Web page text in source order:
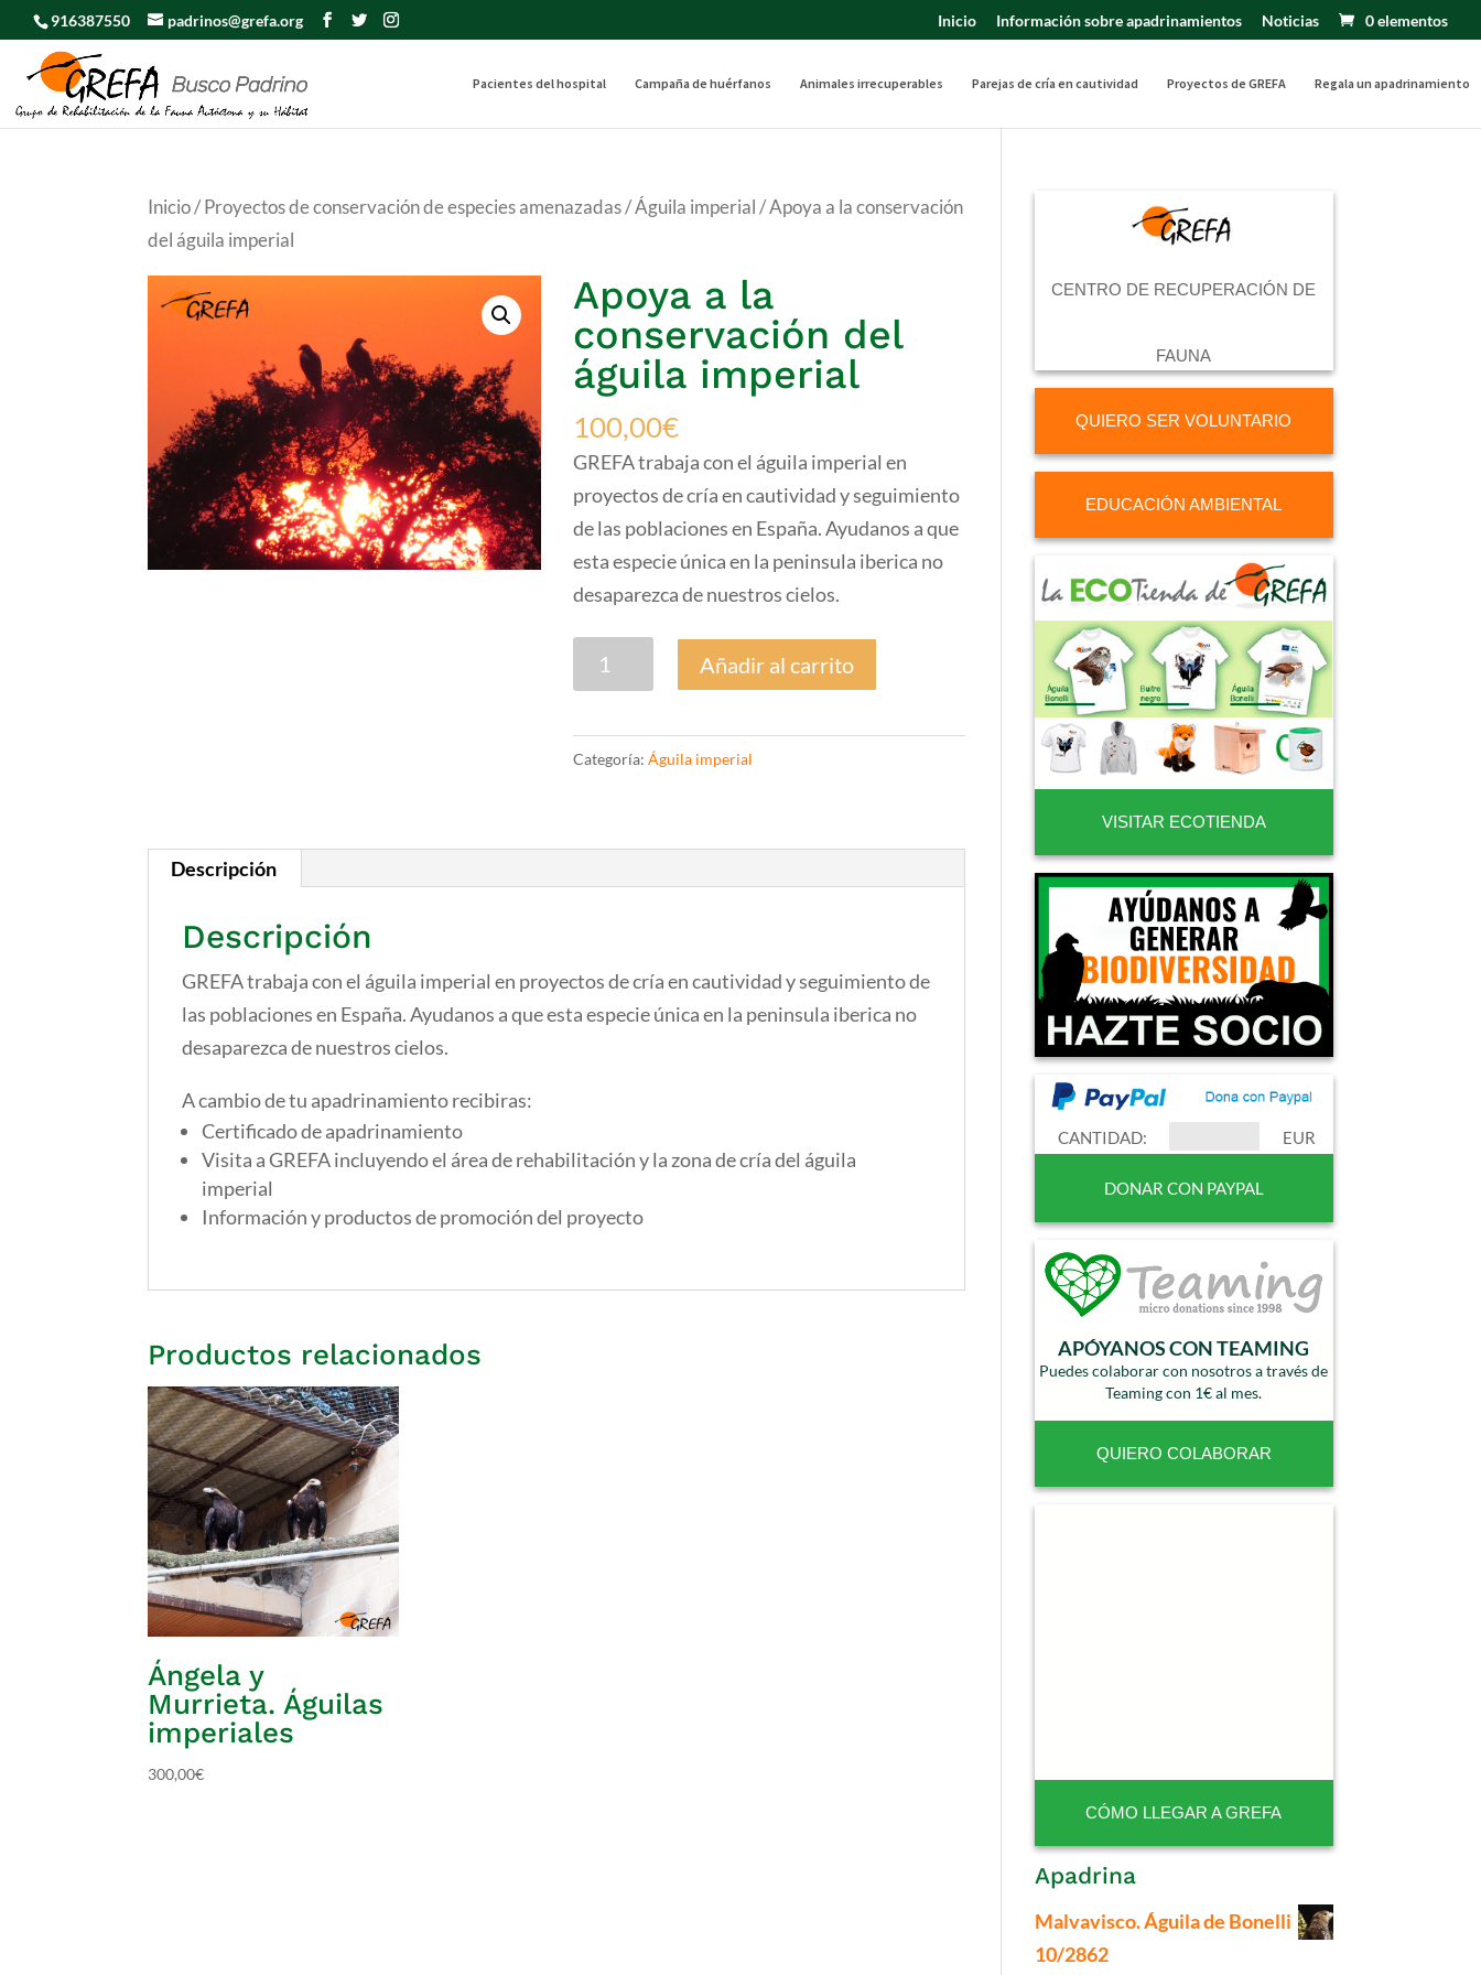
916387550 padrinos@grefa.org Inicio Información sobre apadrinamientos Noticias 0 elementos
Pacientes del hospital Campaña de huérfanos Animales irrecuperables Parejas de cría en cautividad Proyectos de GREFA Regala un apadrinamiento
Inicio/ Proyectos de conservación de especies amenazadas/Águila imperial / Apoya a la conservación
del águila imperial
Apoya a la
conservación del
águila imperial
100,00€
GREFA trabaja con el águila imperial en
proyectos de cría en cautividad y seguimiento
de las poblaciones en España. Ayudanos a que
esta especie única en la peninsula iberica no
desaparezca de nuestros cielos.
Apoya
a
conservación
imperial
cantidad
Añadir al carrito
Categoría:Águila imperial
Descripción
Descripción
GREFA trabaja con el águila imperial en proyectos de cría en cautividad y seguimiento de
las poblaciones en España. Ayudanos a que esta especie única en la peninsula iberica no
desaparezca de nuestros cielos.
A cambio de tu apadrinamiento recibiras:
Certificado de apadrinamiento
Visita a GREFA incluyendo el área de rehabilitación y la zona de cría del águila
imperial
Información y productos de promoción del proyecto
Productos relacionados
Ángela y
Murrieta. Águilas
imperiales
300,00€
CENTRO DE RECUPERACIÓN DE
FAUNA
QUIERO SER VOLUNTARIO
EDUCACIÓN AMBIENTAL
VISITAR ECOTIENDA
CANTIDAD: EUR
APÓYANOS CON TEAMING
Puedes colaborar con nosotros a través de
Teaming con 1€ al mes.
QUIERO COLABORAR
CÓMO LLEGAR A GREFA
Apadrina
Malvavisco. Águila de Bonelli
10/2862